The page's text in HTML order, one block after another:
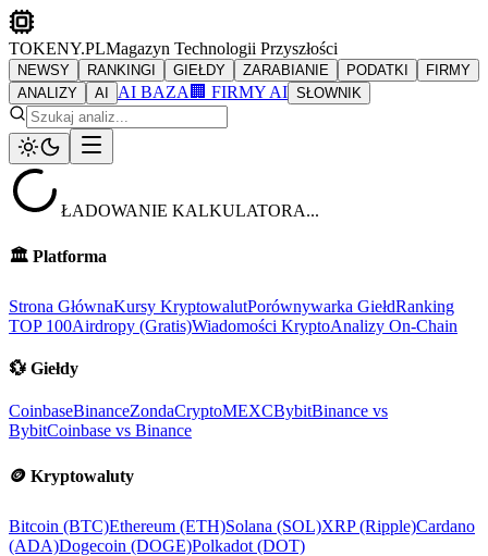
TOKENY.PLMagazyn Technologii Przyszłości
NEWSY RANKINGI GIEŁDY ZARABIANIE PODATKI
FIRMY
ANALIZY
AI AI BAZA 🏢 FIRMY AI SŁOWNIK
ŁADOWANIE KALKULATORA...
🏛️ Platforma
Strona GłównaKursy KryptowalutPorównywarka GiełdRanking
TOP 100Airdropy (Gratis)Wiadomości KryptoAnalizy On-Chain
💱 Giełdy
CoinbaseBinanceZondaCryptoMEXCBybitBinance vs
BybitCoinbase vs Binance
🪙 Kryptowaluty
Bitcoin (BTC)Ethereum (ETH)Solana (SOL)XRP (Ripple)Cardano
(ADA)Dogecoin (DOGE)Polkadot (DOT)